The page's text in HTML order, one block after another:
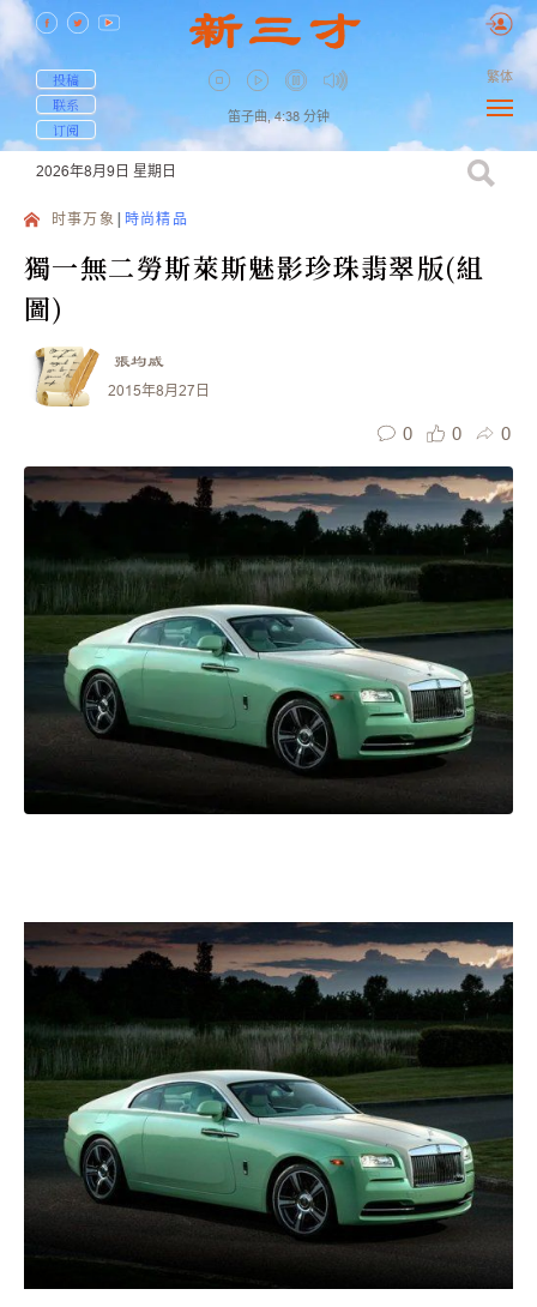
投稿
联系
订阅
笛子曲, 4:38 分钟
繁体
2026年8月9日 星期日
时事万象 時尚精品
獨一無二勞斯萊斯魅影珍珠翡翠版(組
圖)
張均威
2015年8月27日
0 0 0